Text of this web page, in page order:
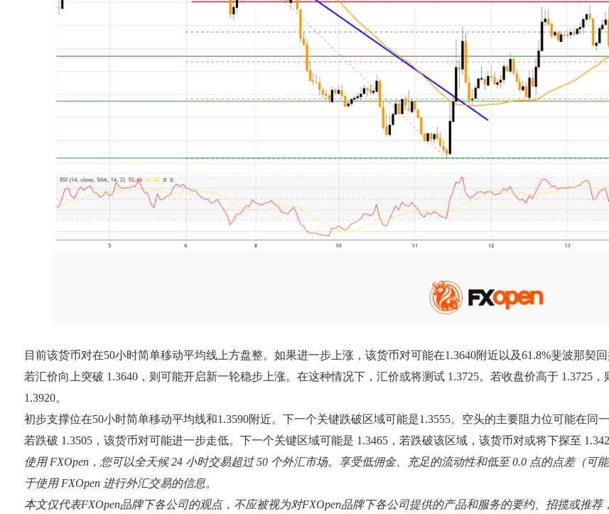
目前该货币对在50小时简单移动平均线上方盘整。如果进一步上涨，该货币对可能在1.3640附近以及61.8%斐波那契回
若汇价向上突破 1.3640，则可能开启新一轮稳步上涨。在这种情况下，汇价或将测试 1.3725。若收盘价高于 1.3725
1.3920。
初步支撑位在50小时简单移动平均线和1.3590附近。下一个关键跌破区域可能是1.3555。空头的主要阻力位可能在同一
若跌破 1.3505，该货币对可能进一步走低。下一个关键区域可能是 1.3465，若跌破该区域，该货币对或将下探至
使用 FXOpen，您可以全天候 24 小时交易超过 50 个外汇市场。享受低佣金、充足的流动性和低至 0.0 点的点差（可
于使用 FXOpen 进行外汇交易的信息。
本文仅代表FXOpen品牌下各公司的观点，不应被视为对FXOpen品牌下各公司提供的产品和服务的要约、招揽或推荐